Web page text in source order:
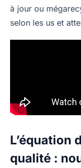
à jour ou
selon les us et
L’équation
qualité :